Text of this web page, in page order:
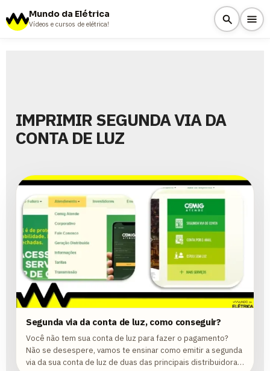
Mundo da Elétrica
Vídeos e cursos de elétrica!
IMPRIMIR SEGUNDA VIA DA
CONTA DE LUZ
Segunda via da conta de luz, como conseguir?
Você não tem sua conta de luz para fazer o pagamento?
Não se desespere, vamos te ensinar como emitir a segunda
via da sua conta de luz de duas das principais distribuidoras